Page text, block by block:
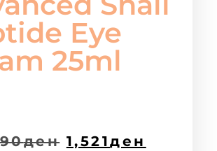
Eye
25ml
ден 1,521ден